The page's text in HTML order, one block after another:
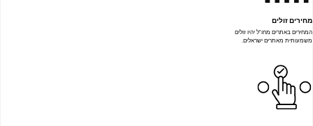
מחירים זולים
המחירים באתרים מחו"ל יהיו זולים
משמעותית מאתרים ישראלים.